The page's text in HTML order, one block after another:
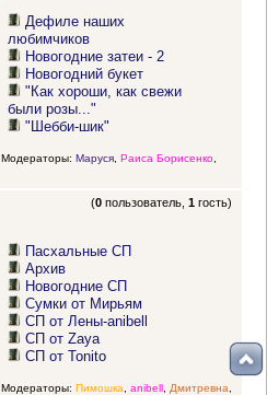
Дефиле наших
любимчиков
Новогодние затеи - 2
Новогодний букет
"Как хороши, как свежи
были розы..."
"Шебби-шик"
Модераторы: Маруся, Раиса Борисенко,
(0 пользователь,1 гость)
Пасхальные СП
Архив
Новогодние СП
Сумки от Мирьям
СП от Лены-anibell
СП от Zaya
СП от Tonito
Модераторы: Пимошка anibell, Дмитревна